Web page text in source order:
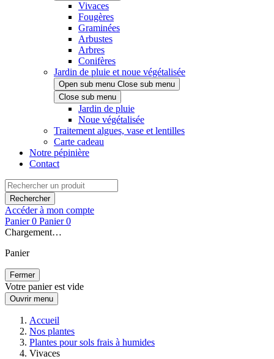
Vivaces
Fougères
Graminées
Arbustes
Arbres
Conifères
Jardin de pluie et noue végétalisée
Open sub menu Close sub menu
Close sub menu
Jardin de pluie
Noue végétalisée
Traitement algues, vase et lentilles
Carte cadeau
Notre pépinière
Contact
Rechercher
Accéder à mon compte
Panier 0 Panier 0
Chargement…
Panier
Fermer
Votre panier est vide
Ouvrir menu
Accueil
Nos plantes
Plantes pour sols frais à humides
Vivaces